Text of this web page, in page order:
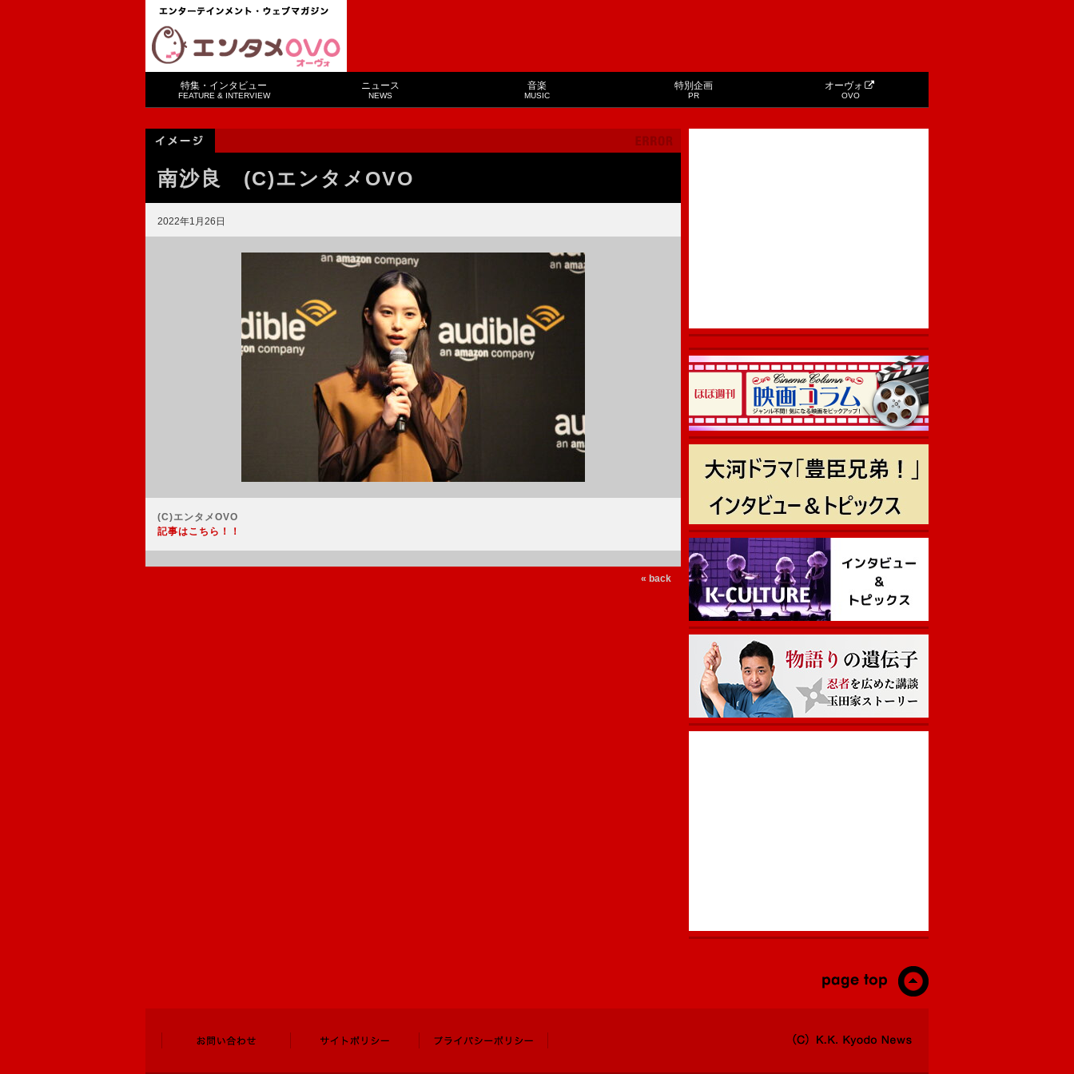
特集・インタビュー
FEATURE & INTERVIEW
ニュース
NEWS
音楽
MUSIC
特別企画
PR
オーヴォ
OVO
南沙良 (C)エンタメOVO
2022年1月26日
(C)エンタメOVO
記事はこちら！！
« back